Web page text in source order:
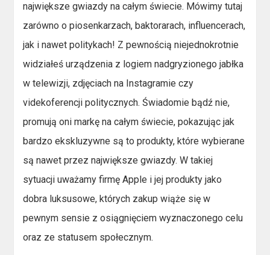
największe gwiazdy na całym świecie. Mówimy tutaj
zarówno o piosenkarzach, baktorarach, influencerach,
jak i nawet politykach! Z pewnością niejednokrotnie
widziałeś urządzenia z logiem nadgryzionego jabłka
w telewizji, zdjęciach na Instagramie czy
videkoferencji politycznych. Świadomie bądź nie,
promują oni markę na całym świecie, pokazując jak
bardzo ekskluzywne są to produkty, które wybierane
są nawet przez największe gwiazdy. W takiej
sytuacji uważamy firmę Apple i jej produkty jako
dobra luksusowe, których zakup wiąże się w
pewnym sensie z osiągnięciem wyznaczonego celu
oraz ze statusem społecznym.